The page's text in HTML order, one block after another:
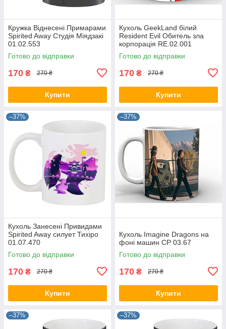
Кружка Віднесені Примарами
Spirited Away Студія Міядзакі
01.02.553
Готово до відправки
170 ₴ 270 ₴
Купити
Кухоль GeekLand білий
Resident Evil Обитель зла
корпорація RE.02.001
Готово до відправки
170 ₴ 270 ₴
Купити
–37%
Кухоль Занесені Привидами
Spirited Away силует Тихіро
01.07.470
Готово до відправки
170 ₴ 270 ₴
Купити
–37%
Кухоль Imagine Dragons на
фоні машин CP 03.67
Готово до відправки
170 ₴ 270 ₴
Купити
–37% –37%